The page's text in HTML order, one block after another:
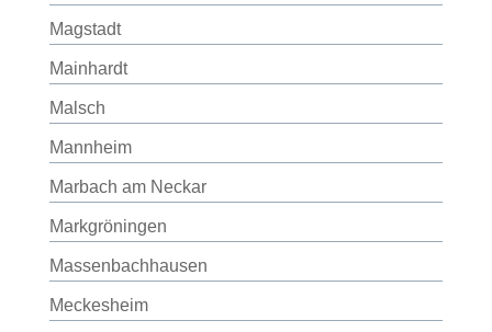
Magstadt
Mainhardt
Malsch
Mannheim
Marbach am Neckar
Markgröningen
Massenbachhausen
Meckesheim